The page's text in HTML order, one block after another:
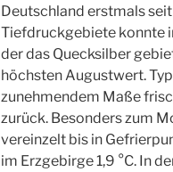
Deutschland erstmals
Tiefdruckgebiete konnte
der das Quecksilber
höchsten Augustwert.
zunehmendem Maße
zurück. Besonders zum
vereinzelt bis in
im Erzgebirge 1,9 °C. In